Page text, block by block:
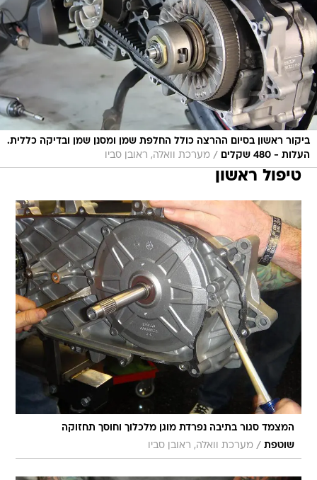
ביקור ראשון בסיום ההרצה כולל החלפת שמן ומסנן שמן ובדיקה כללית.
העלות - 480 שקלים
/ מערכת וואלה, ראובן סביו
טיפול ראשון
המצמד סגור בתיבה נפרדת מוגן מלכלוך וחוסך תחזוקה
שוטפת / מערכת וואלה, ראובן סביו